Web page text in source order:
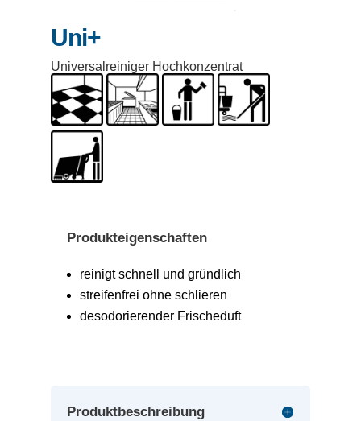
Uni+
Universalreiniger Hochkonzentrat
Produkteigenschaften
reinigt schnell und gründlich
streifenfrei ohne schlieren
desodorierender Frischeduft
Produktbeschreibung